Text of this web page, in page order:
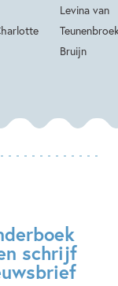
Levina van
Bruijn
schrijf